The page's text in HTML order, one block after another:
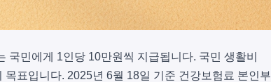
국민에게 1인당 10만원씩 지급됩니다. 국민 생활비
표입니다. 2025년 6월 18일 기준 건강보험료 본인부